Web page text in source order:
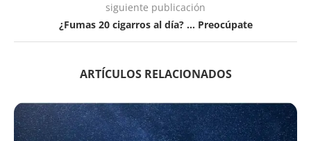
siguiente publicación
¿Fumas 20 cigarros al día? … Preocúpate
ARTÍCULOS RELACIONADOS